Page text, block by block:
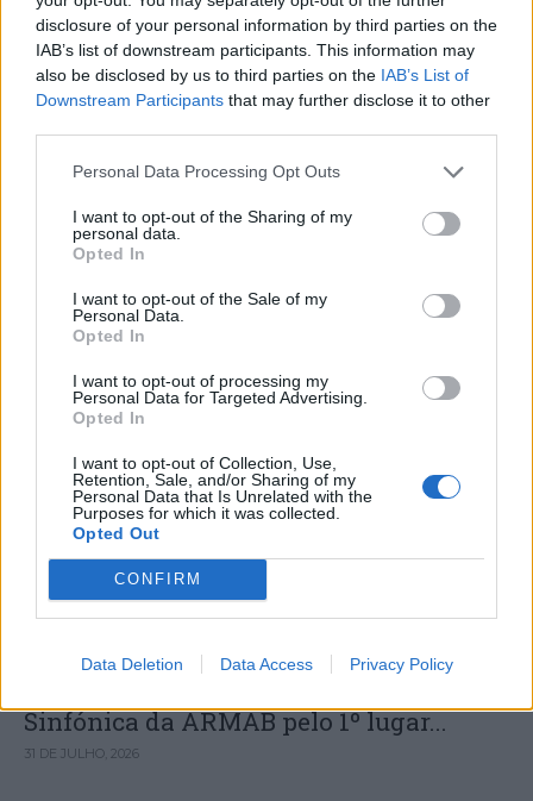
disclosure of your personal information by third parties on the
IAB’s list of downstream participants. This information may
also be disclosed by us to third parties on the IAB’s List of
Downstream Participants that may further disclose it to other
Personal Data Processing Opt Outs
I want to opt-out of the Sharing of my
personal data.
Opted In
I want to opt-out of the Sale of my
Personal Data.
Opted In
I want to opt-out of processing my
Personal Data for Targeted Advertising.
Opted In
I want to opt-out of Collection, Use,
Retention, Sale, and/or Sharing of my
Personal Data that Is Unrelated with the
Purposes for which it was collected.
Opted Out
CONFIRM
Data Deletion Data Access Privacy Policy
Capacita Jovem de Poiares aproxima
jovens ao mundo do trabalho
Colheita de sangue regressa ao
Hospital Sousa Martins durante o mês
DESTAQUES
Sinfónica da ARMAB pelo 1º lugar...
31 DE JULHO, 2026